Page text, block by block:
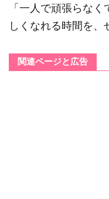
「一人で頑張らな
しくなれる時間を、
関連ページと広告